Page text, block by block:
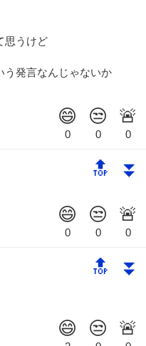
思うけど
う発言なんじゃないか
🔝 ⏬
🔝 ⏬